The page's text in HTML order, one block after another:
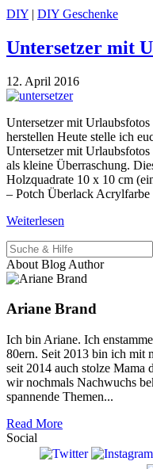
DIY | DIY Geschenke
Untersetzer mit
12. April 2016
Untersetzer mit
herstellen Heute stelle ich
Untersetzer mit
als kleine Überraschung.
Holzquadrate 10 x 10 cm
– Potch Überlack
Weiterlesen
Suche
für:
About Blog Author
Ariane Brand
Ich bin Ariane. Ich
80ern. Seit 2013 bin ich mit
seit 2014 auch stolze Mama
wir nochmals Nachwuchs
spannende Themen...
Read More
Social